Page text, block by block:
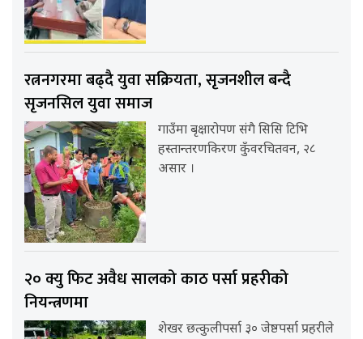
रत्ननगरमा बढ्दै युवा सक्रियता, सृजनशील बन्दै
सृजनसिल युवा समाज
गाउँमा बृक्षारोपण संगै सिसि टिभि
हस्तान्तरणकिरण कुँवरचितवन, २८
असार ।
२० क्यु फिट अवैध सालको काठ पर्सा प्रहरीको
नियन्त्रणमा
शेखर छत्कुलीपर्सा ३० जेष्ठपर्सा प्रहरीले